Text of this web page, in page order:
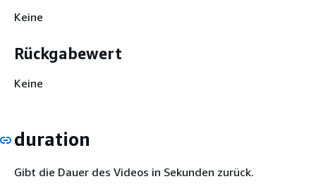
Keine
Rückgabewert
Keine
duration
Gibt die Dauer des Videos in Sekunden zurück.